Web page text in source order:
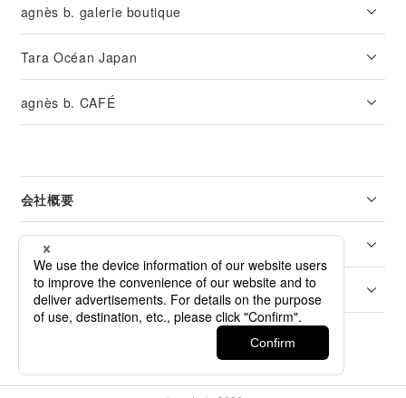
agnès b. galerie boutique
Tara Océan Japan
agnès b. CAFÉ
会社概要
リーガル
カスタマーサービス